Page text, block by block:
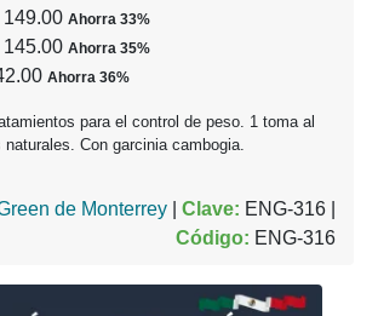
149.00 Ahorra 33%
Ahorra 35%
Ahorra 36%
para el control de peso. 1 toma al
Con garcinia cambogia.
de Monterrey Clave: ENG-316 |
Código: ENG-316